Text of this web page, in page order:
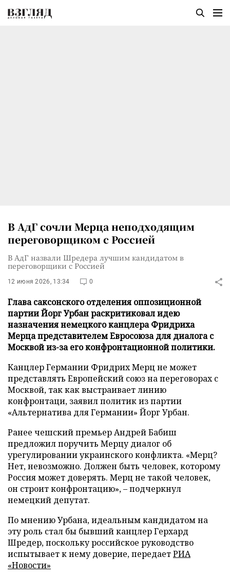
В АдГ сочли Мерца неподходящим
переговорщиком с Россией
В АдГ назвали Шредера лучшим кандидатом в
переговорщики с Россией
12 июня 2026, 13:34 0
Глава саксонского отделения оппозиционной
партии Йорг Урбан раскритиковал идею
назначения немецкого канцлера Фридриха
Мерца представителем Евросоюза для диалога с
Москвой из-за его конфронтационной политики.
Канцлер Германии Фридрих Мерц не может
представлять Европейский союз на переговорах с
Москвой, так как выстраивает линию
конфронтаци, заявил политик из партии
«Альтернатива для Германии» Йорг Урбан.
Ранее чешский премьер Андрей Бабиш
предложил поручить Мерцу диалог об
урегулировании украинского конфликта. «Мерц?
Нет, невозможно. Должен быть человек, которому
Россия может доверять. Мерц не такой человек,
он строит конфронтацию», – подчеркнул
немецкий депутат.
По мнению Урбана, идеальным кандидатом на
эту роль стал бы бывший канцлер Герхард
Шредер, поскольку российское руководство
испытывает к нему доверие, передаетРИА
«Новости»